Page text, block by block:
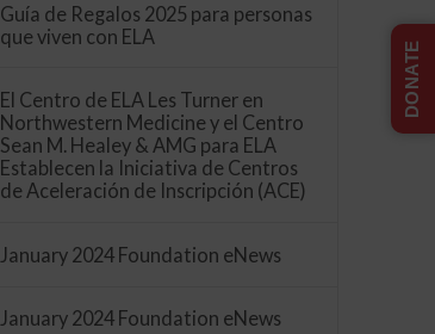
Guía de Regalos 2025 para personas
que viven con ELA
El Centro de ELA Les Turner en
Northwestern Medicine y el Centro
Sean M. Healey & AMG para ELA
Establecen la Iniciativa de Centros
de Aceleración de Inscripción (ACE)
January 2024 Foundation eNews
January 2024 Foundation eNews
DONATE